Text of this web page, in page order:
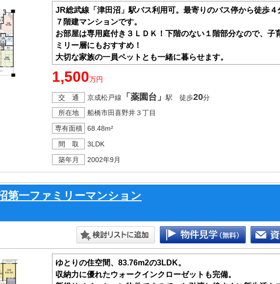
JR総武線「津田沼」駅バス利用可。最寄りのバス停から徒歩４
７階建マンションです。
お部屋は専用庭付き３ＬＤＫ！下階のない１階部分なので、子
ミリー層にもおすすめ！
大切な家族の一員ペットとも一緒に暮らせます。
ご案内の際は物件だけでなく周辺環境もご案内致します。送迎
います！
■南東向き
■リビング見渡すカウンターキッチン
■便利な全居室収納付き
■ペット飼育可（細則有）
■小・中学校は徒歩５分圏内
1,500万円
交 通 京成松戸線 「薬園台」 駅 徒歩20分
所在地
船橋市田喜野井３丁目
専有面積
68.48m²
間 取
3LDK
築年月
2002年9月
第一ファミリーマンション
ゆとりの住空間、83.76m2の3LDK。
収納力に優れたウォークインクローゼットも完備。